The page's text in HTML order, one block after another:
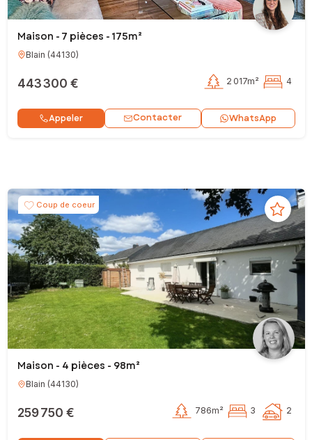
Maison - 7 pièces - 175m²
Blain (44130)
443 300 € 2 017m² 4
Appeler Contacter WhatsApp
Coup de coeur
Maison - 4 pièces - 98m²
Blain (44130)
259 750 € 786m² 3 2